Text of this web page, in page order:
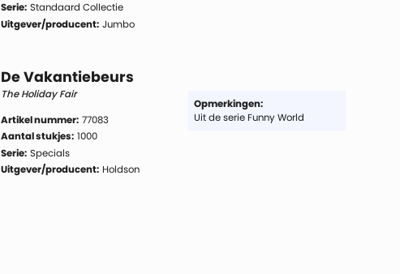
Serie: Standaard Collectie
Uitgever/producent: Jumbo
De Vakantiebeurs
The Holiday Fair
Artikel nummer: 77083
Aantal stukjes: 1000
Serie: Specials
Uitgever/producent: Holdson
Opmerkingen:
Uit de serie Funny World